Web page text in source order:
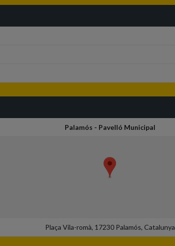
Palamós - Pavelló Municipal
Plaça Vila-romà, 17230 Palamós, Catalunya